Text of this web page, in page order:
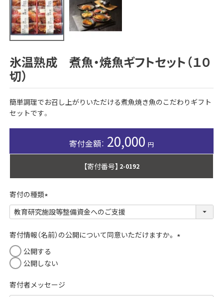
氷温熟成 煮魚・焼魚ギフトセット（１０
切）
簡単調理でお召し上がりいただける煮魚焼き魚のこだわりギフト
セットです。
20,000
【寄付番号】 2-0192
寄付の種類
(
必
須
)
寄付情報（名前）の公開について同意いただけますか。
公開する
公開しない
寄付者メッセージ